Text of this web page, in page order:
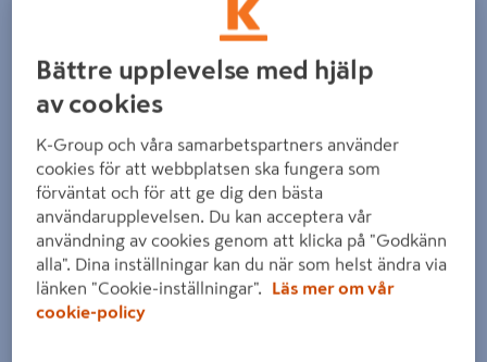
Bättre upplevelse med hjälp
av cookies
K-Group och våra samarbetspartners använder
cookies för att webbplatsen ska fungera som
förväntat och för att ge dig den bästa
användarupplevelsen. Du kan acceptera vår
användning av cookies genom att klicka på "Godkänn
alla". Dina inställningar kan du när som helst ändra via
länken "Cookie-inställningar".
Läs mer om vår
cookie-policy